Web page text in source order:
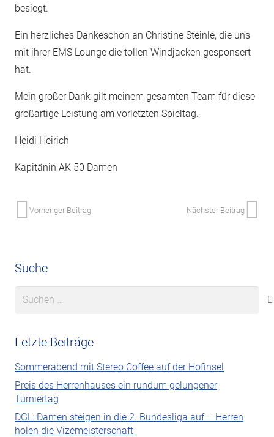
besiegt.
Ein herzliches Dankeschön an Christine Steinle, die uns
mit ihrer EMS Lounge die tollen Windjacken gesponsert
hat.
Mein großer Dank gilt meinem gesamten Team für diese
großartige Leistung am vorletzten Spieltag.
Heidi Heirich
Kapitänin AK 50 Damen
Vorheriger Beitrag Nächster Beitrag
Suche
Suchen
Letzte Beiträge
Sommerabend mit Stereo Coffee auf der Hofinsel
Preis des Herrenhauses ein rundum gelungener
Turniertag
DGL: Damen steigen in die 2. Bundesliga auf – Herren
holen die Vizemeisterschaft